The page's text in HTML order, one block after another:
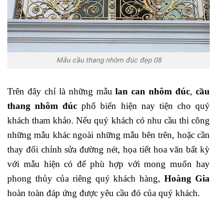
Mẫu cầu thang nhôm đúc đẹp 08
Trên đây chỉ là những mẫulan can nhôm đúc,cầu
thang nhôm đúc phổ biến hiện nay tiện cho quý
khách tham khảo. Nếu quý khách có nhu cầu thi công
những mẫu khác ngoài những mẫu bên trên, hoặc cần
thay đổi chỉnh sửa đường nét, họa tiết hoa văn bất kỳ
với mẫu hiện có để phù hợp với mong muốn hay
phong thủy của riêng quý khách hàng,Hoàng Gia
hoàn toàn đáp ứng được yêu cầu đó của quý khách.